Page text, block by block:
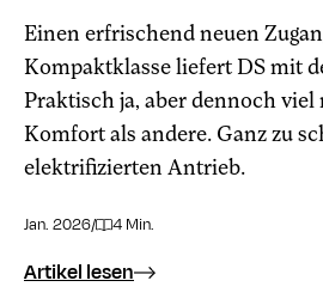
Einen erfrischend neuen
Kompaktklasse liefert DS mit
Praktisch ja, aber dennoch viel
Komfort als andere. Ganz zu
elektrifizierten Antrieb.
Jan. 2026/ 4 Min.
Artikel lesen